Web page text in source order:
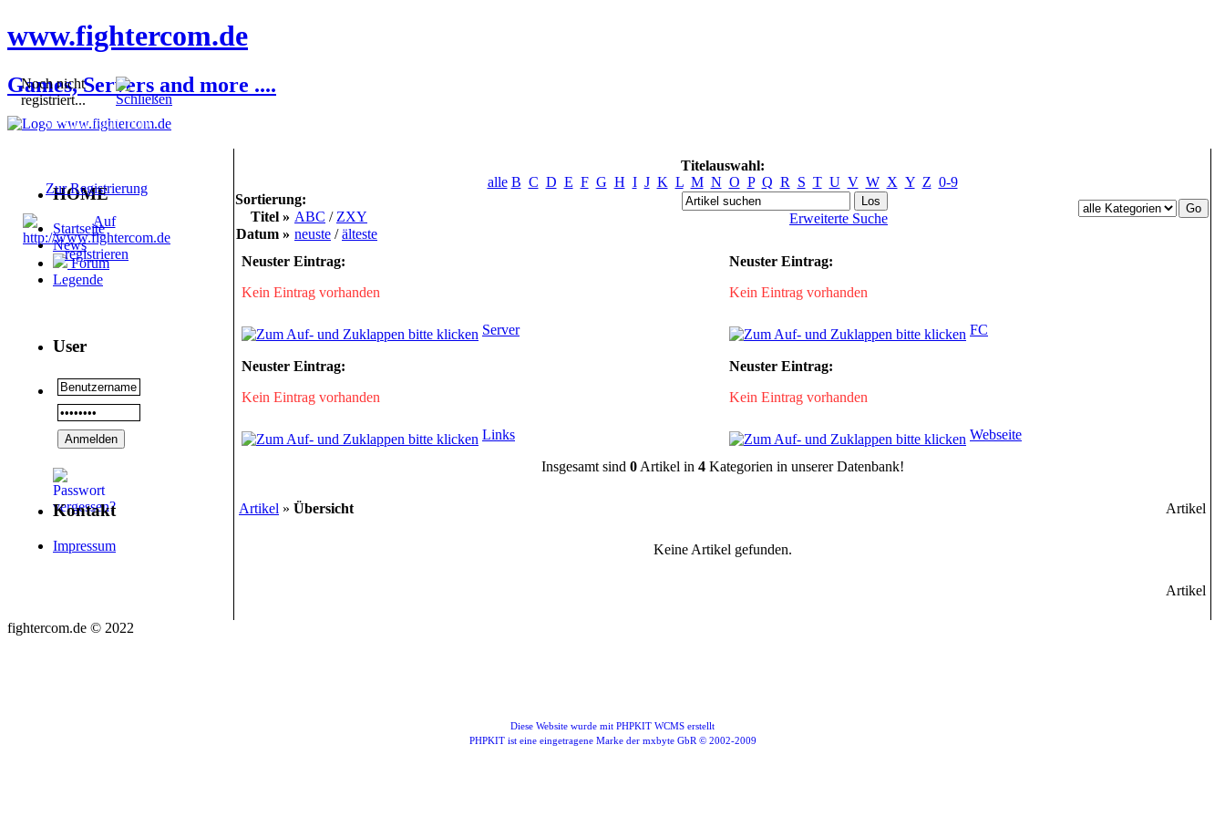
www.fightercom.de
Games, Servers and more ....
HOME
Startseite
News
Forum
Legende
User
Kontakt
Impressum
Titelauswahl:
alle B C D E F G H I J K L M N O P Q R S T U V W X Y Z 0-9
Sortierung:
Titel » ABC / ZXY
Datum » neuste /älteste
Erweiterte Suche
Neuster Eintrag:
Kein Eintrag vorhanden
Server
Neuster Eintrag:
Kein Eintrag vorhanden
FC
Neuster Eintrag:
Kein Eintrag vorhanden
Links
Neuster Eintrag:
Kein Eintrag vorhanden
Webseite
Insgesamt sind 0Artikel in 4Kategorien in unserer Datenbank!
Artikel » Übersicht Artikel
Keine Artikel gefunden.
Artikel
fightercom.de © 2022
Noch nicht
registriert...
Sie sind noch nicht
Zur Registrierung
Diese Website wurde mit PHPKIT WCMS erstellt
PHPKIT ist eine eingetragene Marke der mxbyte GbR © 2002-2009